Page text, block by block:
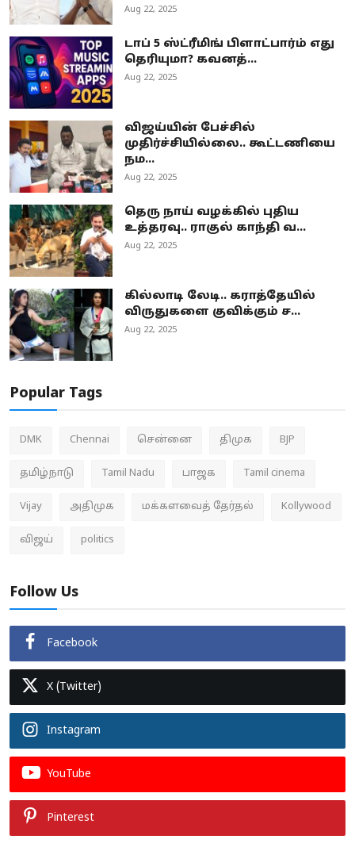
Aug 22, 2025
டாப் 5 ஸ்ட்ரீமிங் பிளாட்பார்ம் எது
தெரியுமா? கவனத்...
Aug 22, 2025
விஜய்யின் பேச்சில்
முதிர்ச்சியில்லை.. கூட்டணியை
நம...
Aug 22, 2025
தெரு நாய் வழக்கில் புதிய
உத்தரவு.. ராகுல் காந்தி வ...
Aug 22, 2025
கில்லாடி லேடி.. கராத்தேயில்
விருதுகளை குவிக்கும் ச...
Aug 22, 2025
Popular Tags
DMK Chennai சென்னை திமுக BJP
தமிழ்நாடு Tamil Nadu பாஜக Tamil cinema
Vijay அதிமுக மக்களவைத் தேர்தல் Kollywood
விஜய் politics
Follow Us
Facebook
X (Twitter)
Instagram
YouTube
Pinterest